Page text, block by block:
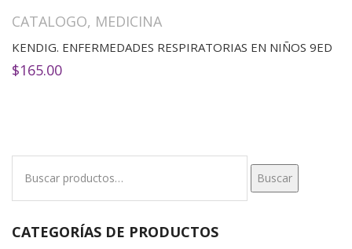
CATALOGO, MEDICINA
KENDIG. ENFERMEDADES RESPIRATORIAS EN NIÑOS 9ED
$165.00
Buscar
CATEGORÍAS DE PRODUCTOS